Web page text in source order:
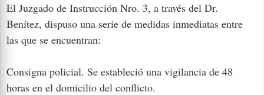
El Juzgado de Instrucción Nro. 3, a través del Dr.
Benítez, dispuso una serie de medidas inmediatas entre
las que se encuentran:
Consigna policial. Se estableció una vigilancia de 48
horas en el domicilio del conflicto.